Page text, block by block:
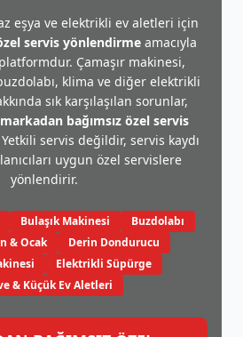
eşya ve elektrikli ev aletleri için
servis yönlendirmeamacıyla
Çamaşır makinesi,
klima ve diğer elektrikli
sık karşılaşılan sorunlar,
markadan bağımsız özel servis
servis değildir, servis kaydı
uygun özel servislere
yönlendirir.
Bulaşık Makinesi
Buzdolabı
& Ocak
Derin Dondurucu
Elektrikli Süpürge
& Küçük Ev Aletleri